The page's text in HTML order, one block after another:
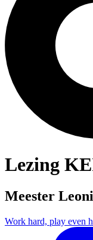
Lezing
Meester
Work hard, play even